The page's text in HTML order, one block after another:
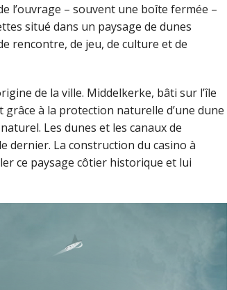
l’ouvrage – souvent une boîte fermée –
situé dans un paysage de dunes
rencontre, de jeu, de culture et de
de la ville. Middelkerke, bâti sur l’île
à la protection naturelle d’une dune
Les dunes et les canaux de
dernier. La construction du casino à
ce paysage côtier historique et lui